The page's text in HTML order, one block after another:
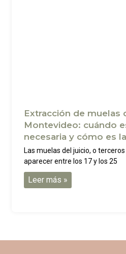
Extracción de muelas
Montevideo: cuándo
necesaria y cómo es
Las muelas del juicio, o
aparecer entre los 17 y los 25
Leer más »